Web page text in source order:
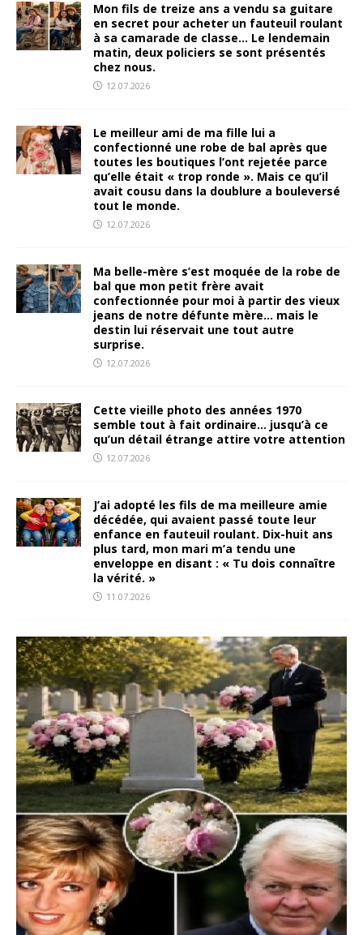
Mon fils de treize ans a vendu sa guitare
en secret pour acheter un fauteuil roulant
à sa camarade de classe… Le lendemain
matin, deux policiers se sont présentés
chez nous.
12.07.2026
Le meilleur ami de ma fille lui a
confectionné une robe de bal après que
toutes les boutiques l’ont rejetée parce
qu’elle était « trop ronde ». Mais ce qu’il
avait cousu dans la doublure a bouleversé
tout le monde.
12.07.2026
Ma belle-mère s’est moquée de la robe de
bal que mon petit frère avait
confectionnée pour moi à partir des vieux
jeans de notre défunte mère… mais le
destin lui réservait une tout autre
surprise.
12.07.2026
Cette vieille photo des années 1970
semble tout à fait ordinaire… jusqu’à ce
qu’un détail étrange attire votre attention
12.07.2026
J’ai adopté les fils de ma meilleure amie
décédée, qui avaient passé toute leur
enfance en fauteuil roulant. Dix-huit ans
plus tard, mon mari m’a tendu une
enveloppe en disant : « Tu dois connaître
la vérité. »
11.07.2026